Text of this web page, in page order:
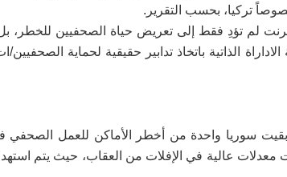
تركيا، بحسب التقرير.
لم تؤدِ فقط إلى تعريض حياة الصحفيين للخطر،
الذاتية باتخاذ تدابير حقيقية لحماية
عالية في الإفلات من العقاب، حيث يتم